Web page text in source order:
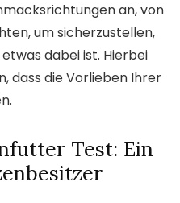
an, von
um sicherzustellen,
dabei ist. Hierbei
dass die Vorlieben Ihrer
Test: Ein